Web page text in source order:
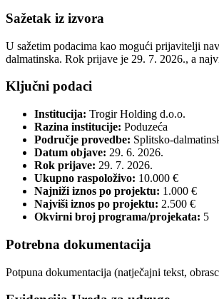
Sažetak iz izvora
U sažetim podacima kao mogući prijavitelji
dalmatinska. Rok prijave je 29. 7. 2026., a
Ključni podaci
Institucija: Trogir Holding d.o.o.
Razina institucije: Poduzeća
Područje provedbe: Splitsko-
Datum objave: 29. 6. 2026.
Rok prijave: 29. 7. 2026.
Ukupno raspoloživo: 10.000 €
Najniži iznos po projektu: 1.000 €
Najviši iznos po projektu: 2.500 €
Okvirni broj programa/projekata: 5
Potrebna dokumentacija
Potpuna dokumentacija (natječajni tekst,